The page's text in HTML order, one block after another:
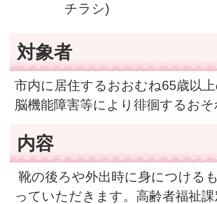
チラシ)
対象者
市内に居住するおおむね65歳以
脳機能障害等により徘徊するお
内容
靴の後ろや外出時に身につける
っていただきます。高齢者福祉